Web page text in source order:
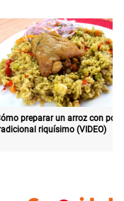
preparar un arroz con pollo
riquísimo (VIDEO)